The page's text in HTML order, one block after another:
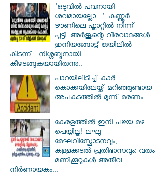
'ഒടുവിൽ പവനായി
ശവമായല്ലോ...'. കണ്ണൂര്‍
ടൗണിലെ ഫ്ലാറ്റിൽ നിന്ന്
പൂട്ടി..അർജുന്റെ വീരവാദങ്ങൾ
ഇനിയങ്ങോട്ട് ജയിലിൽ
കിടന്ന്.. നിശ്ശബ്ദനായി
കീഴടങ്ങുകയായിരുന്നു..
പാറയിലിടിച്ച് കാർ
കൊക്കയിലേയ്ക്ക് മറിഞ്ഞുണ്ടായ
അപക‌ടത്തിൽ മൂന്ന് മരണം...
കേരളത്തിൽ ഇനി പഴയ മഴ
പെയ്യില്ല! ലഘു
മേഘവിസ്ഫോടനവും,
കള്ളക്കടൽ പ്രതിഭാസവും: വരും
മണിക്കൂറുകൾ അതീവ
നിർണായകം...